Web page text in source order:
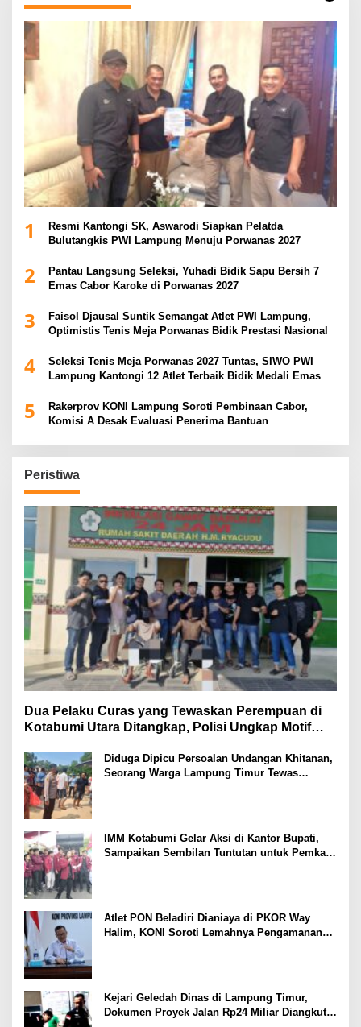
1
Resmi Kantongi SK, Aswarodi Siapkan Pelatda
Bulutangkis PWI Lampung Menuju Porwanas 2027
2
Pantau Langsung Seleksi, Yuhadi Bidik Sapu Bersih 7
Emas Cabor Karoke di Porwanas 2027
3
Faisol Djausal Suntik Semangat Atlet PWI Lampung,
Optimistis Tenis Meja Porwanas Bidik Prestasi Nasional
4
Seleksi Tenis Meja Porwanas 2027 Tuntas, SIWO PWI
Lampung Kantongi 12 Atlet Terbaik Bidik Medali Emas
5
Rakerprov KONI Lampung Soroti Pembinaan Cabor,
Komisi A Desak Evaluasi Penerima Bantuan
Peristiwa
Dua Pelaku Curas yang Tewaskan Perempuan di
Kotabumi Utara Ditangkap, Polisi Ungkap Motif
Diduga Dipicu Persoalan Undangan Khitanan,
Seorang Warga Lampung Timur Tewas
IMM Kotabumi Gelar Aksi di Kantor Bupati,
Sampaikan Sembilan Tuntutan untuk Pemkab
Atlet PON Beladiri Dianiaya di PKOR Way
Halim, KONI Soroti Lemahnya Pengamanan
Kejari Geledah Dinas di Lampung Timur,
Dokumen Proyek Jalan Rp24 Miliar Diangkut